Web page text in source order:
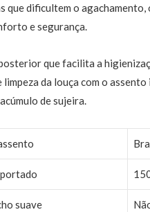
que dificultem o
e segurança.
que facilita a
limpeza da louça com o
de sujeira.
suave